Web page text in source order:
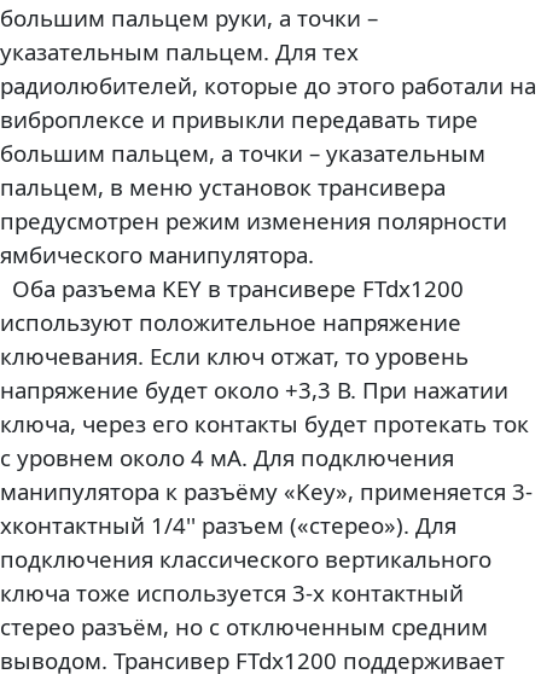
большим пальцем руки, а точки –
указательным пальцем. Для тех
радиолюбителей, которые до этого работали на
виброплексе и привыкли передавать тире
большим пальцем, а точки – указательным
пальцем, в меню установок трансивера
предусмотрен режим изменения полярности
ямбического манипулятора.
Оба разъема KEY в трансивере FTdx1200
используют положительное напряжение
ключевания. Если ключ отжат, то уровень
напряжение будет около +3,3 В. При нажатии
ключа, через его контакты будет протекать ток
с уровнем около 4 мА. Для подключения
манипулятора к разъёму «Key», применяется 3-
хконтактный 1/4'' разъем («стерео»). Для
подключения классического вертикального
ключа тоже используется 3-х контактный
стерео разъём, но с отключенным средним
выводом. Трансивер FTdx1200 поддерживает